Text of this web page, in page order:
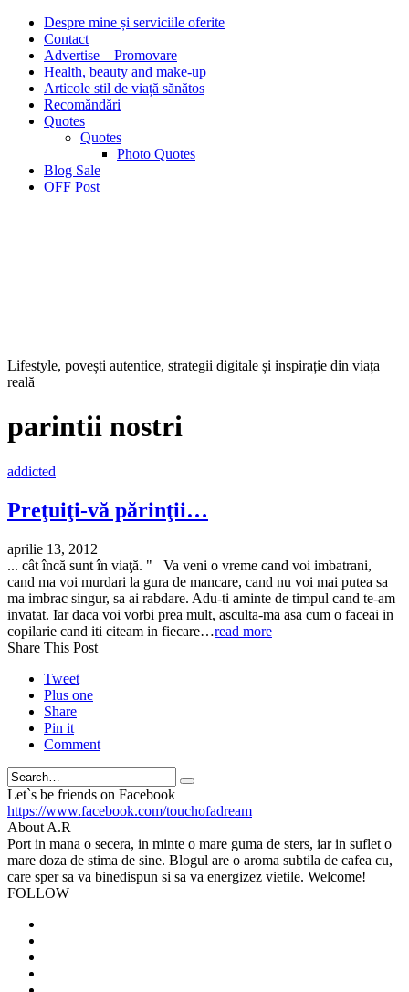
Despre mine și serviciile oferite
Contact
Advertise – Promovare
Health, beauty and make-up
Articole stil de viață sănătos
Recomăndări
Quotes
Quotes
Photo Quotes
Blog Sale
OFF Post
Lifestyle, povești autentice, strategii digitale și inspirație din viața
reală
parintii nostri
addicted
Preţuiţi-vă părinţii…
aprilie 13, 2012
... cât încă sunt în viaţă. " Va veni o vreme cand voi imbatrani,
cand ma voi murdari la gura de mancare, cand nu voi mai putea sa
ma imbrac singur, sa ai rabdare. Adu-ti aminte de timpul cand te-am
invatat. Iar daca voi vorbi prea mult, asculta-ma asa cum o faceai in
copilarie cand iti citeam in fiecare…read more
Share This Post
Tweet
Plus one
Share
Pin it
Comment
Search
Let`s be friends on Facebook
https://www.facebook.com/touchofadream
About A.R
Port in mana o secera, in minte o mare guma de sters, iar in suflet o
mare doza de stima de sine. Blogul are o aroma subtila de cafea cu,
care sper sa va binedispun si sa va energizez vietile. Welcome!
FOLLOW